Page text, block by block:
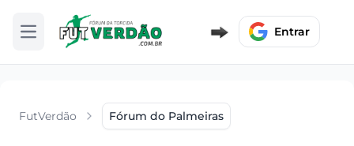
Abrir menu Entrar
FutVerdão Fórum do Palmeiras